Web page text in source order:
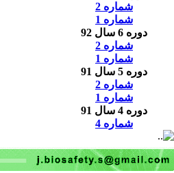
شماره 2
شماره 1
دوره 6 سال 92
شماره 2
شماره 1
دوره 5 سال 91
شماره 2
شماره 1
دوره 4 سال 91
شماره 4